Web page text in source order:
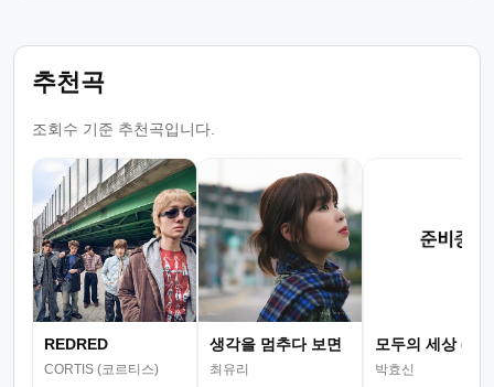
추천곡
조회수 기준 추천곡입니다.
REDRED
CORTIS (코르티스)
생각을 멈추다 보면
최유리
모두의 세상 (뮤
박효신